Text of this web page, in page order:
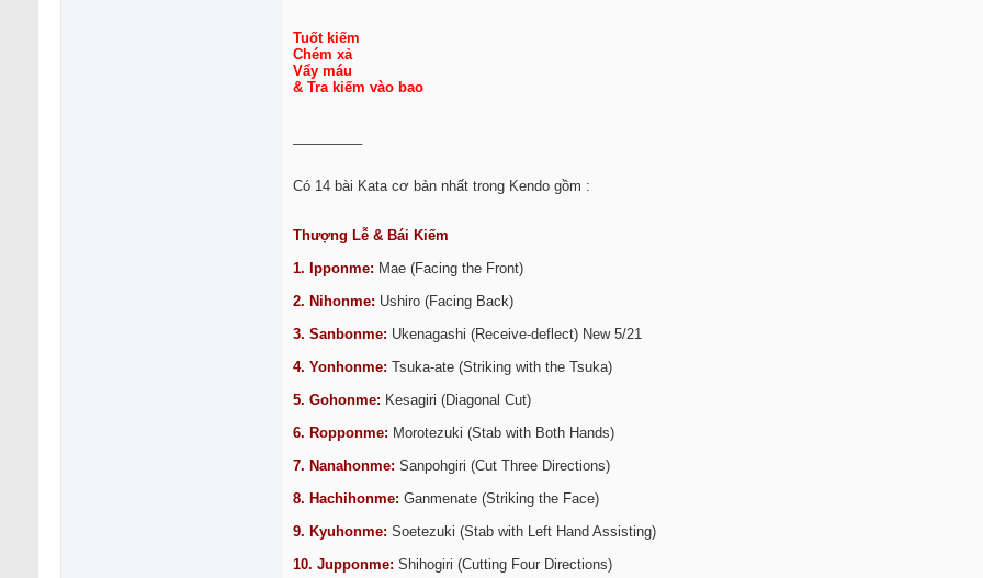
Tuốt kiếm
Chém xả
Vẩy máu
& Tra kiếm vào bao
Có 14 bài Kata cơ bản nhất trong Kendo gồm :
Thượng Lễ & Bái Kiếm
1. Ipponme: Mae (Facing the Front)
2. Nihonme: Ushiro (Facing Back)
3. Sanbonme: Ukenagashi (Receive-deflect) New 5/21
4. Yonhonme: Tsuka-ate (Striking with the Tsuka)
5. Gohonme: Kesagiri (Diagonal Cut)
6. Ropponme: Morotezuki (Stab with Both Hands)
7. Nanahonme: Sanpohgiri (Cut Three Directions)
8. Hachihonme: Ganmenate (Striking the Face)
9. Kyuhonme: Soetezuki (Stab with Left Hand Assisting)
10. Jupponme: Shihogiri (Cutting Four Directions)